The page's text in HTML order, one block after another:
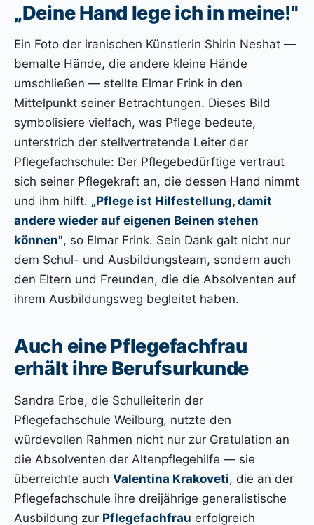
„Deine Hand lege ich in meine!"
Ein Foto der iranischen Künstlerin Shirin Neshat —
bemalte Hände, die andere kleine Hände
umschließen — stellte Elmar Frink in den
Mittelpunkt seiner Betrachtungen. Dieses Bild
symbolisiere vielfach, was Pflege bedeute,
unterstrich der stellvertretende Leiter der
Pflegefachschule: Der Pflegebedürftige vertraut
sich seiner Pflegekraft an, die dessen Hand nimmt
und ihm hilft. „Pflege ist Hilfestellung, damit
andere wieder auf eigenen Beinen stehen
können", so Elmar Frink. Sein Dank galt nicht nur
dem Schul- und Ausbildungsteam, sondern auch
den Eltern und Freunden, die die Absolventen auf
ihrem Ausbildungsweg begleitet haben.
Auch eine Pflegefachfrau
erhält ihre Berufsurkunde
Sandra Erbe, die Schulleiterin der
Pflegefachschule Weilburg, nutzte den
würdevollen Rahmen nicht nur zur Gratulation an
die Absolventen der Altenpflegehilfe — sie
überreichte auch Valentina Krakoveti, die an der
Pflegefachschule ihre dreijährige generalistische
Ausbildung zur Pflegefachfrau erfolgreich